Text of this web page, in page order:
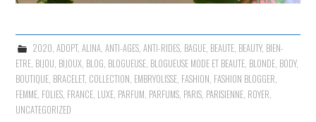
2020, ADOPT, ALINA, ANTI-AGES, ANTI-RIDES, BAGUE, BEAUTE, BEAUTY, BIEN-
ETRE, BIJOU, BIJOUX, BLOG, BLOGUEUSE, BLOGUEUSE MODE ET BEAUTE, BLONDE, BODY,
BOUTIQUE, BRACELET, COLLECTION, EMBRYOLISSE, FASHION, FASHION BLOGGER,
FEMME, FOLIES, FRANCE, LUXE, PARFUM, PARFUMS, PARIS, PARISIENNE, ROYER,
UNCATEGORIZED